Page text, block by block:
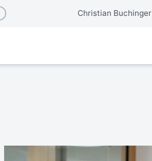
Christian Buchinger